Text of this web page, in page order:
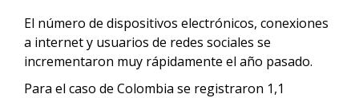
El número de dispositivos electrónicos, conexiones
a internet y usuarios de redes sociales se
incrementaron muy rápidamente el año pasado.
Para el caso de Colombia se registraron 1,1